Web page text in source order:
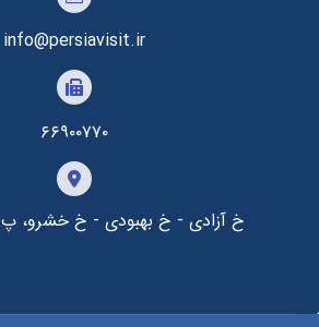
info@persiavisit.ir
۶۶۹۰۰۷۷۰
خ آزادی - خ بهبودی - خ خشرو، پ ۱۳ طبقه سوم